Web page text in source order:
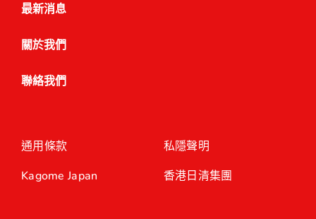
最新消息
關於我們
聯絡我們
通用條款
Kagome Japan
私隱聲明
香港日清集團